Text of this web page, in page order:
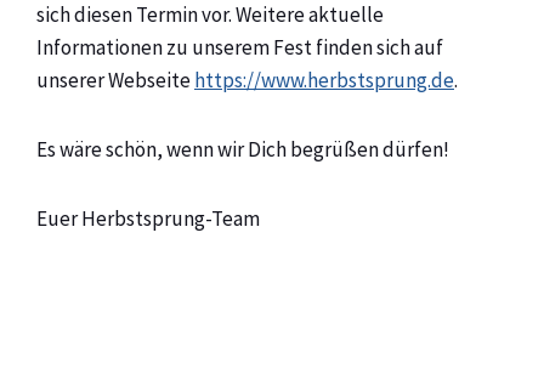
sich diesen Termin vor. Weitere aktuelle
Informationen zu unserem Fest finden sich auf
unserer Webseitehttps://www.herbstsprung.de.
Es wäre schön, wenn wir Dich begrüßen dürfen!
Euer Herbstsprung-Team